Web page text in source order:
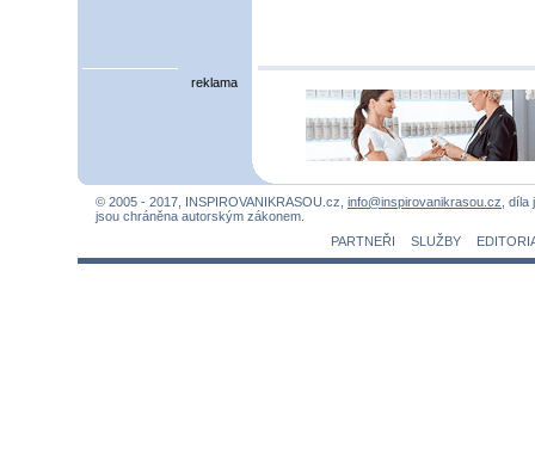
reklama
© 2005 - 2017, INSPIROVANIKRASOU.cz, info@inspirovanikrasou.cz ,
jsou chráněna autorským zákonem.
PARTNEŘI
SLUŽBY